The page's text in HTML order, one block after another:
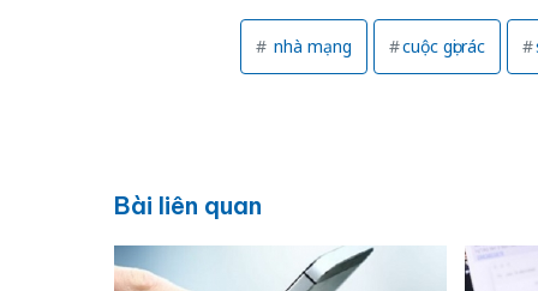
nhà mạng cuộc gọi rác
Bài liên quan